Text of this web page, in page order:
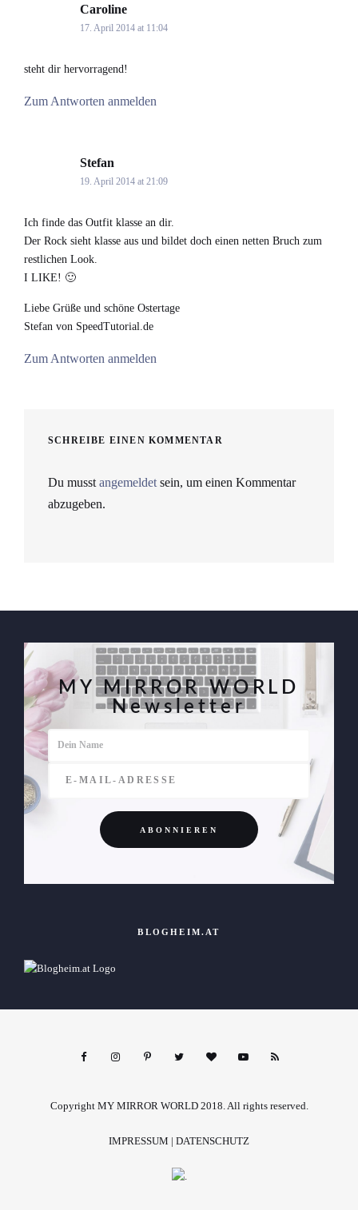
Caroline
17. April 2014 at 11:04
steht dir hervorragend!
Zum Antworten anmelden
Stefan
19. April 2014 at 21:09
Ich finde das Outfit klasse an dir.
Der Rock sieht klasse aus und bildet doch einen netten Bruch zum
restlichen Look.
I LIKE! 🙂
Liebe Grüße und schöne Ostertage
Stefan von SpeedTutorial.de
Zum Antworten anmelden
SCHREIBE EINEN KOMMENTAR
Du musst angemeldet sein, um einen Kommentar
abzugeben.
MY MIRROR WORLD
Newsletter
BLOGHEIM.AT
Copyright MY MIRROR WORLD 2018. All rights reserved.
IMPRESSUM | DATENSCHUTZ